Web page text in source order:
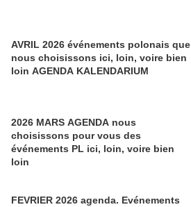
AVRIL 2026 événements polonais que
nous choisissons ici, loin, voire bien
loin AGENDA KALENDARIUM
2026 MARS AGENDA nous
choisissons pour vous des
événements PL ici, loin, voire bien
loin
FEVRIER 2026 agenda. Evénements